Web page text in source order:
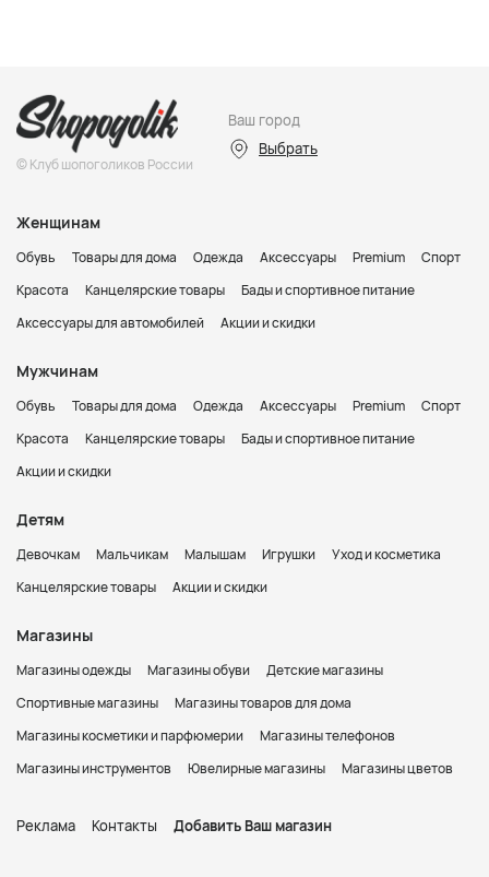
© Клуб шопоголиков России
Ваш город
Выбрать
Женщинам
Обувь Товары для дома Одежда Аксессуары Premium
Спорт
Красота
Канцелярские товары
Бады и спортивное питание
Аксессуары для автомобилей
Акции и скидки
Мужчинам
Обувь Товары для дома Одежда Аксессуары Premium
Спорт
Красота
Канцелярские товары
Бады и спортивное питание
Акции и скидки
Детям
Девочкам Мальчикам Малышам Игрушки
Уход и косметика
Канцелярские товары
Акции и скидки
Магазины
Магазины одежды Магазины обуви
Детские магазины
Спортивные магазины
Магазины товаров для дома
Магазины косметики и парфюмерии
Магазины телефонов
Магазины инструментов
Ювелирные магазины Магазины цветов
Реклама Контакты Добавить Ваш магазин